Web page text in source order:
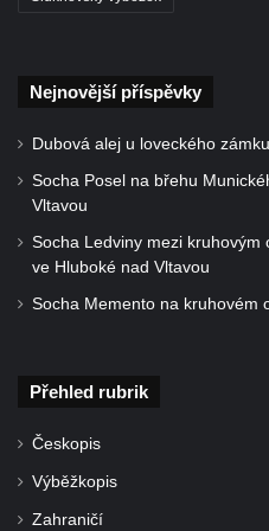
Srbské Kamenici
Podstavec v zámecké
Socha Andromedé u pavilonu
Socha Flóry u pavilonu
v Duchcově
Nejnovější příspěvky
Dubová alej u loveckého
Socha Posel na břehu
Vltavou
Socha Ledviny mezi
ve Hluboké nad Vltavou
Socha Memento na kruhovém
Přehled rubrik
Českopis
Výběžkopis
Zahraničí